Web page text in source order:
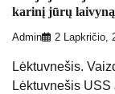
karinį jūrų laivyną
Admin 2 Lapkričio,
Lėktuvnešis.
Lėktuvnešis